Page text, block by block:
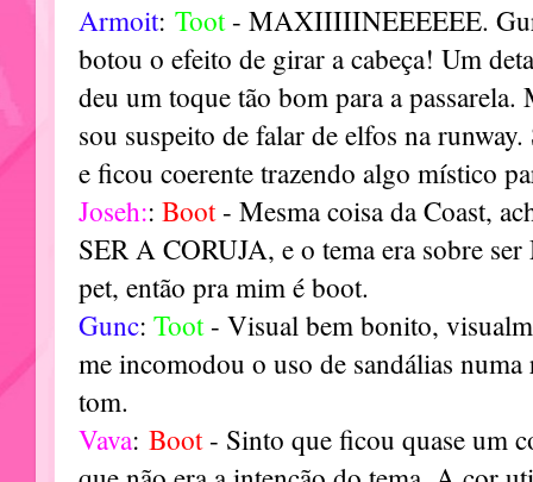
Armoit: Toot- MAXIIIIINEEEEEE.
botou o efeito de girar a cabeça! Um
deu um toque tão bom para a
sou suspeito de falar de elfos na
e ficou coerente trazendo algo místico
Joseh:: Boot- Mesma coisa da Coast,
SER A CORUJA, e o tema era sobre
pet, então pra mim é boot.
Gunc: Toot- Visual bem bonito,
me incomodou o uso de sandálias
tom.
Vava: Boot- Sinto que ficou quase um